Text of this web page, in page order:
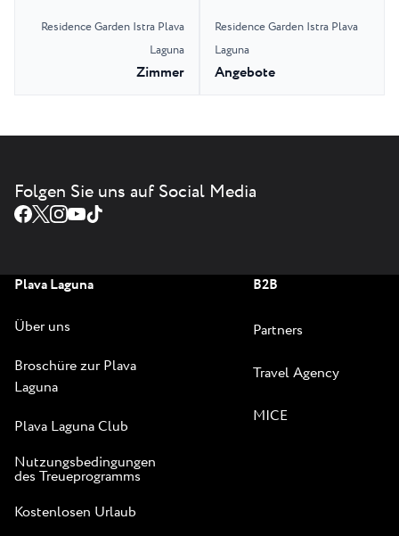
Residence Garden Istra Plava
Laguna
Zimmer
Residence Garden Istra Plava
Laguna
Angebote
Folgen Sie uns auf Social Media
Plava Laguna
Über uns
Broschüre zur Plava
Laguna
Plava Laguna Club
Nutzungsbedingungen
des Treueprogramms
Kostenlosen Urlaub
B2B
Partners
Travel Agency
MICE